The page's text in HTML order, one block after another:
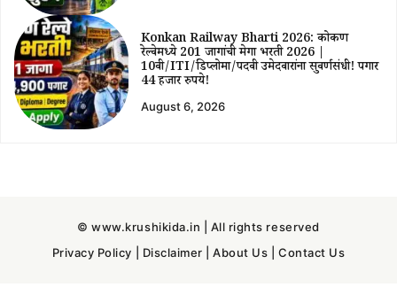
Konkan Railway Bharti 2026: कोकण
रेल्वेमध्ये 201 जागांची मेगा भरती 2026 |
10वी/ITI/डिप्लोमा/पदवी उमेदवारांना सुवर्णसंधी! पगार
44 हजार रुपये!
August 6, 2026
© www.krushikida.in | All rights reserved
Privacy Policy
Disclaimer |About Us |Contact Us